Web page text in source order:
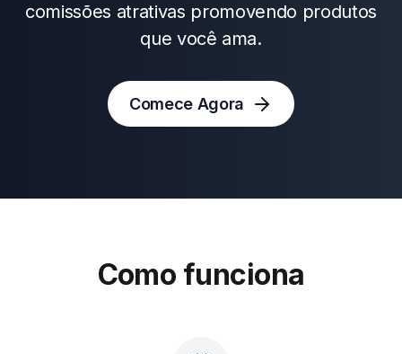
comissões atrativas promovendo produtos
que você ama.
Comece Agora
Como funciona